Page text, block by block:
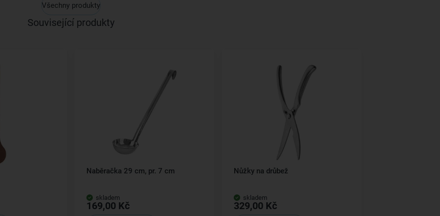
Všechny produkty
Související produkty
Naběračka 29 cm, pr. 7 cm
skladem
169,00 Kč
Nůžky na drůbež
skladem
329,00 Kč